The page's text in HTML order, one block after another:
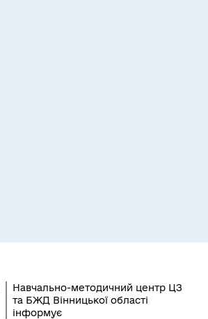
Навчально-методичний центр ЦЗ
та БЖД Вінницької області
інформує